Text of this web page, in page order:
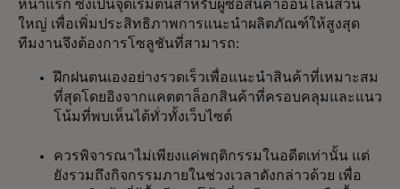
หน้าแรก ซึ่งเป็นจุดเริ่มต้นสำหรับผู้ซื้อสินค้าออนไลน์ส่วน
ใหญ่ เพื่อเพิ่มประสิทธิภาพการแนะนำผลิตภัณฑ์ให้สูงสุด
ทีมงานจึงต้องการโซลูชันที่สามารถ:
ฝึกฝนตนเองอย่างรวดเร็วเพื่อแนะนำสินค้าที่เหมาะสม
ที่สุดโดยอิงจากแคตตาล็อกสินค้าที่ครอบคลุมและแนว
โน้มที่พบเห็นได้ทั่วทั้งเว็บไซต์
ควรพิจารณาไม่เพียงแค่พฤติกรรมในอดีตเท่านั้น แต่
ยังรวมถึงกิจกรรมภายในช่วงเวลาดังกล่าวด้วย เพื่อ